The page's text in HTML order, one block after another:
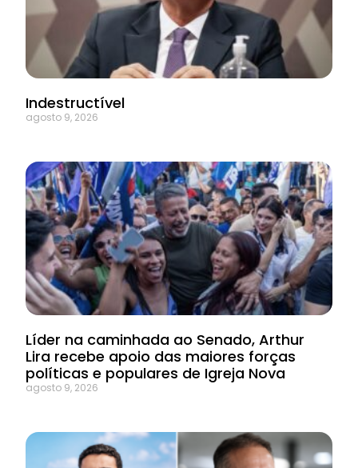
Indestructível
agosto 9, 2026
Líder na caminhada ao Senado, Arthur
Lira recebe apoio das maiores forças
políticas e populares de Igreja Nova
agosto 9, 2026